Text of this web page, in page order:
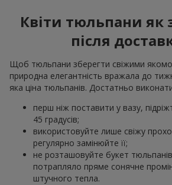
Квіти тюльпани як
після
Щоб тюльпани зберегти свіжими
природна елегантність вражала до
яка ціна тюльпанів. Достатньо
перш ніж поставити у вазу,
45 градусів;
використовуйте лише свіжу
регулярно замінюйте її;
не розташовуйте букет
потрапляло пряме сонячне
штучного тепла.